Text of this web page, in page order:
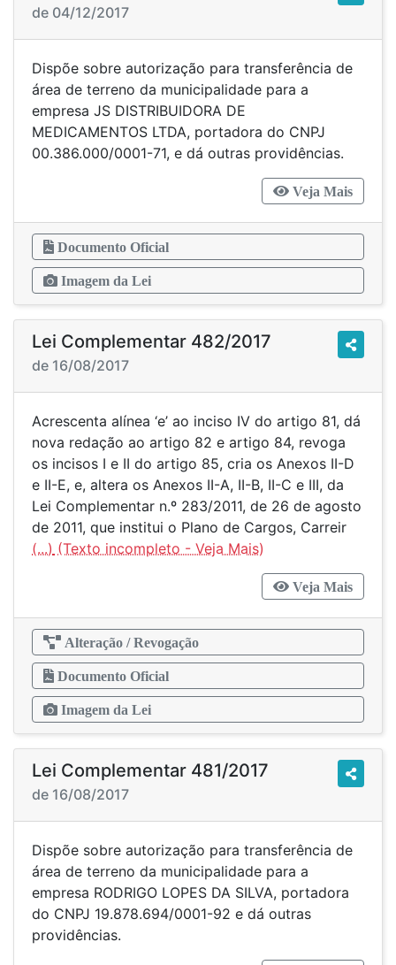
de 04/12/2017
Dispõe sobre autorização para transferência de
área de terreno da municipalidade para a
empresa JS DISTRIBUIDORA DE
MEDICAMENTOS LTDA, portadora do CNPJ
00.386.000/0001-71, e dá outras providências.
Veja Mais
Documento Oficial
Imagem da Lei
Lei Complementar 482/2017
de 16/08/2017
Acrescenta alínea ‘e’ ao inciso IV do artigo 81, dá
nova redação ao artigo 82 e artigo 84, revoga
os incisos I e II do artigo 85, cria os Anexos II-D
e II-E, e, altera os Anexos II-A, II-B, II-C e III, da
Lei Complementar n.º 283/2011, de 26 de agosto
de 2011, que institui o Plano de Cargos, Carreir
(...)
Veja Mais
Alteração / Revogação
Documento Oficial
Imagem da Lei
Lei Complementar 481/2017
de 16/08/2017
Dispõe sobre autorização para transferência de
área de terreno da municipalidade para a
empresa RODRIGO LOPES DA SILVA, portadora
do CNPJ 19.878.694/0001-92 e dá outras
providências.